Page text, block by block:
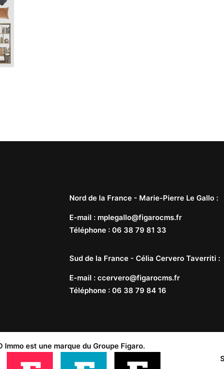
Nord de la France - Marie-Pierre Le Gallo :
E-mail : mplegallo@figarocms.fr
Téléphone : 06 38 79 81 33
Sud de la France - Célia Cervero Taverriti :
E-mail : ccervero@figarocms.fr
Téléphone : 06 38 79 84 16
Immo est une marque du Groupe Figaro.